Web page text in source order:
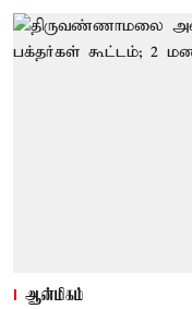
ஆன்மிகம்